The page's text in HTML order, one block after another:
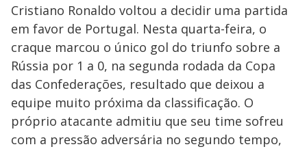
Cristiano Ronaldo voltou a decidir uma partida
em favor de Portugal. Nesta quarta-feira, o
craque marcou o único gol do triunfo sobre a
Rússia por 1 a 0, na segunda rodada da Copa
das Confederações, resultado que deixou a
equipe muito próxima da classificação. O
próprio atacante admitiu que seu time sofreu
com a pressão adversária no segundo tempo,